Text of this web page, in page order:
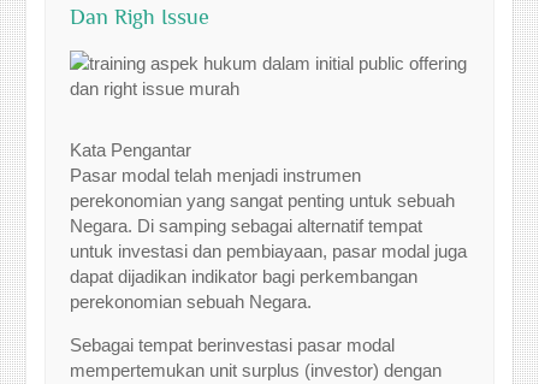
Dan Righ Issue
Kata Pengantar
Pasar modal telah menjadi instrumen
perekonomian yang sangat penting untuk sebuah
Negara. Di samping sebagai alternatif tempat
untuk investasi dan pembiayaan, pasar modal juga
dapat dijadikan indikator bagi perkembangan
perekonomian sebuah Negara.
Sebagai tempat berinvestasi pasar modal
mempertemukan unit surplus (investor) dengan